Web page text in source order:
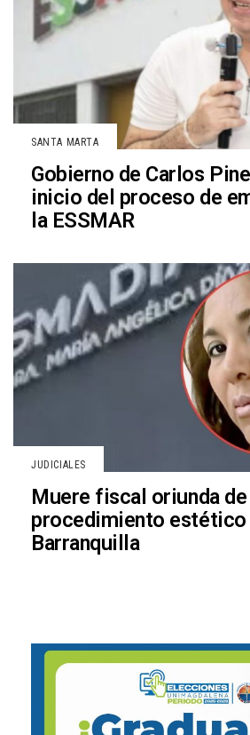
SANTA MARTA
Gobierno de Carlos
inicio del proceso de
la ESSMAR
JUDICIALES
Muere fiscal oriunda
procedimiento estético
Barranquilla